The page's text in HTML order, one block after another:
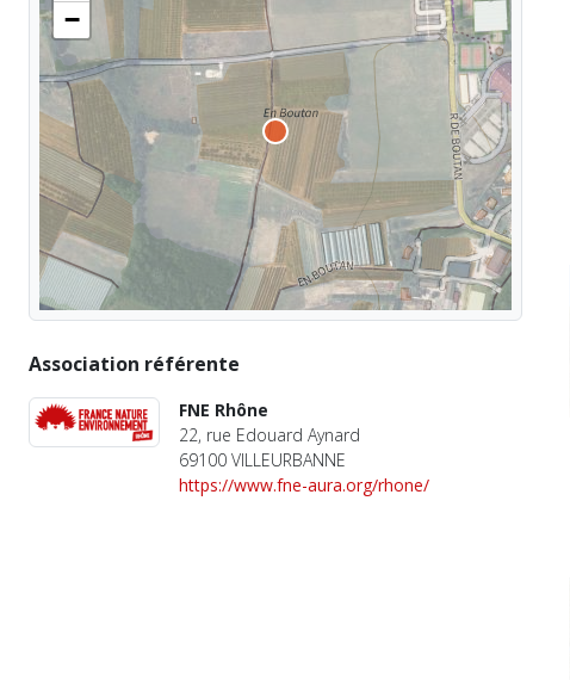
−
Association référente
FNE Rhône
22, rue Edouard Aynard
69100 VILLEURBANNE
https://www.fne-aura.org/rhone/